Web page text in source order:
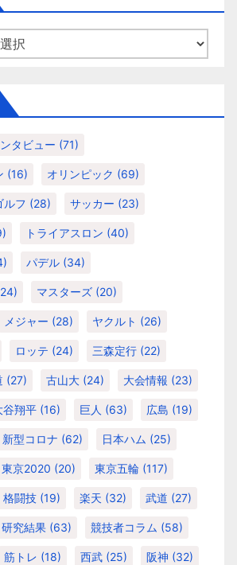
タビュー (71)
(16) オリンピック (69)
ルフ (28) サッカー (23)
トライアスロン (40)
パデル (34)
マスターズ (20)
メジャー (28) ヤクルト (26)
ロッテ (24) 三森定行 (22)
(27) 古山大 (24) 大会情報 (23)
谷翔平 (16) 巨人 (63) 広島 (19)
新型コロナ (62) 日本ハム (25)
東京2020 (20) 東京五輪 (117)
格闘技 (19) 楽天 (32) 武道 (27)
研究結果 (63) 競技者コラム (58)
筋トレ (18) 西武 (25) 阪神 (32)